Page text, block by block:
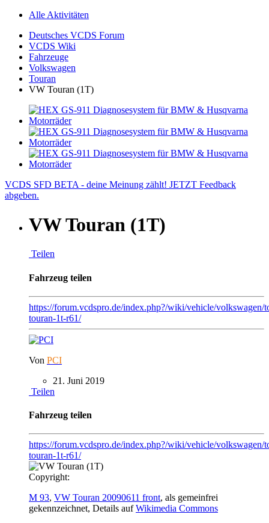
Alle Aktivitäten
Deutsches VCDS Forum
VCDS Wiki
Fahrzeuge
Volkswagen
Touran
VW Touran (1T)
VCDS SFD BETA - deine Meinung zählt! JETZT Feedback
abgeben.
VW Touran (1T)
Teilen
Fahrzeug teilen
https://forum.vcdspro.de/index.php?/wiki/vehicle/volkswagen/
touran-1t-r61/
Von PCI
21. Juni 2019
Teilen
Fahrzeug teilen
https://forum.vcdspro.de/index.php?/wiki/vehicle/volkswagen/
touran-1t-r61/
Copyright:
M 93, VW Touran 20090611 front, als gemeinfrei
gekennzeichnet, Details aufWikimedia Commons